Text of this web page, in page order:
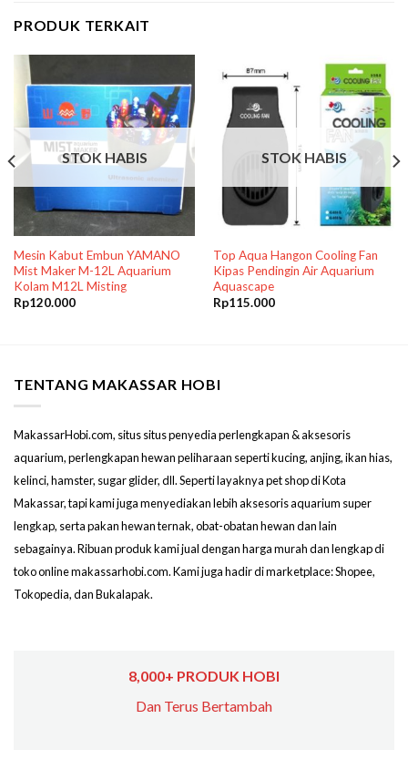
PRODUK TERKAIT
STOK HABIS
Mesin Kabut Embun YAMANO
Mist Maker M-12L Aquarium
Kolam M12L Misting
Rp120.000
STOK HABIS
Top Aqua Hangon Cooling Fan
Kipas Pendingin Air Aquarium
Aquascape
Rp115.000
TENTANG MAKASSAR HOBI
MakassarHobi.com, situs situs penyedia perlengkapan & aksesoris
aquarium, perlengkapan hewan peliharaan seperti kucing, anjing, ikan hias,
kelinci, hamster, sugar glider, dll. Seperti layaknya pet shop di Kota
Makassar, tapi kami juga menyediakan lebih aksesoris aquarium super
lengkap, serta pakan hewan ternak, obat-obatan hewan dan lain
sebagainya. Ribuan produk kami jual dengan harga murah dan lengkap di
toko online makassarhobi.com. Kami juga hadir di marketplace: Shopee,
Tokopedia, dan Bukalapak.
8,000+ PRODUK HOBI
Dan Terus Bertambah